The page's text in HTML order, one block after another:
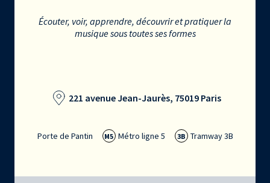
Écouter, voir, apprendre, découvrir et pratiquer la
musique sous toutes ses formes
221 avenue Jean-Jaurès, 75019 Paris
Porte de Pantin M5 Métro ligne 5 3B Tramway 3B